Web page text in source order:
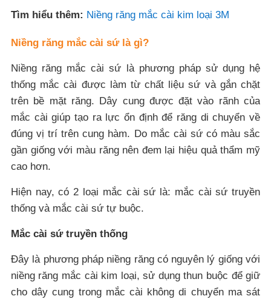
Tìm hiểu thêm: Niềng răng mắc cài kim loại 3M
Niềng răng mắc cài sứ là gì?
Niềng răng mắc cài sứ là phương pháp sử dụng hệ
thống mắc cài được làm từ chất liệu sứ và gắn chặt
trên bề mặt răng. Dây cung được đặt vào rãnh của
mắc cài giúp tạo ra lực ổn định để răng di chuyển về
đúng vị trí trên cung hàm. Do mắc cài sứ có màu sắc
gần giống với màu răng nên đem lại hiệu quả thẩm mỹ
cao hơn.
Hiện nay, có 2 loại mắc cài sứ là: mắc cài sứ truyền
thống và mắc cài sứ tự buộc.
Mắc cài sứ truyền thống
Đây là phương pháp niềng răng có nguyên lý giống với
niềng răng mắc cài kim loại, sử dụng thun buộc để giữ
cho dây cung trong mắc cài không di chuyển ma sát